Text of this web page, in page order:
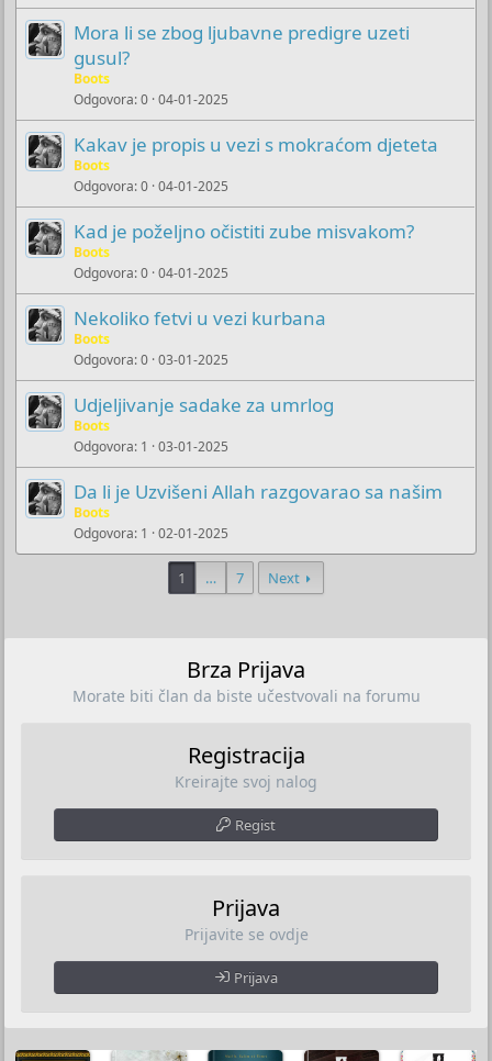
0
s
t
)
Mora li se zbog ljubavne predigre uzeti
gusul?
Boots
Odgovora 0 04-01-2025
Kakav je propis u vezi s mokraćom djeteta
Boots
Odgovora 0 04-01-2025
Kad je poželjno očistiti zube misvakom?
Boots
Odgovora 0 04-01-2025
Nekoliko fetvi u vezi kurbana
Boots
Odgovora 0 03-01-2025
Udjeljivanje sadake za umrlog
Boots
Odgovora 1 03-01-2025
Da li je Uzvišeni Allah razgovarao sa našim
Boots
Odgovora 1 02-01-2025
1 … 7 Next
Brza Prijava
Morate biti član da biste učestvovali na forumu
Registracija
Kreirajte svoj nalog
Regist
Prijava
Prijavite se ovdje
Prijava